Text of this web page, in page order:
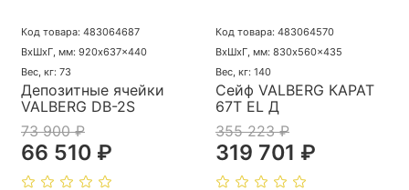
Код товара: 483064687
ВхШхГ, мм: 920x637x440
Вес, кг: 73
Депозитные ячейки
VALBERG DB-2S
73 900 ₽
66 510 ₽
Код товара: 483064570
ВхШхГ, мм: 830x560x435
Вес, кг: 140
Сейф VALBERG КАРАТ
67T EL Д
355 223 ₽
319 701 ₽